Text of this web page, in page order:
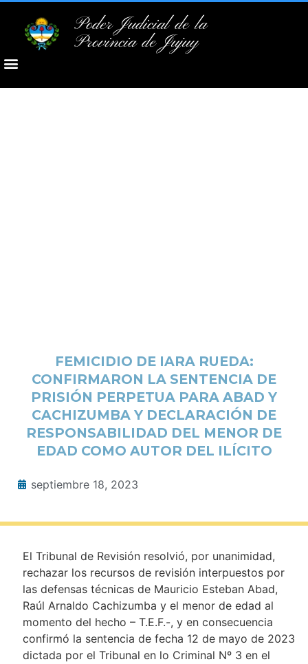
Poder Judicial de la
Provincia de Jujuy
FEMICIDIO DE IARA RUEDA:
CONFIRMARON LA SENTENCIA DE
PRISIÓN PERPETUA PARA ABAD Y
CACHIZUMBA Y DECLARACIÓN DE
RESPONSABILIDAD DEL MENOR DE
EDAD COMO AUTOR DEL ILÍCITO
septiembre 18, 2023
El Tribunal de Revisión resolvió, por unanimidad,
rechazar los recursos de revisión interpuestos por
las defensas técnicas de Mauricio Esteban Abad,
Raúl Arnaldo Cachizumba y el menor de edad al
momento del hecho – T.E.F.-, y en consecuencia
confirmó la sentencia de fecha 12 de mayo de 2023
dictada por el Tribunal en lo Criminal Nº 3 en el